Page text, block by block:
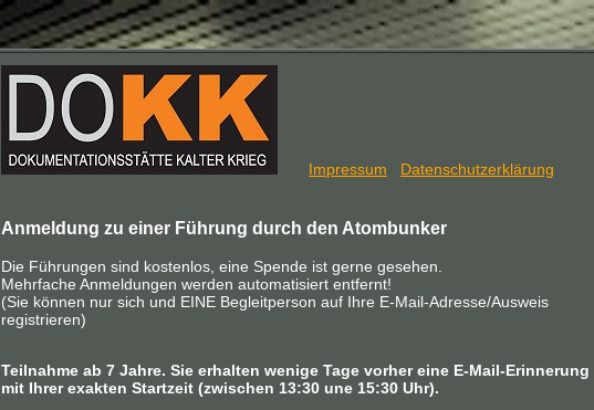
Impressum Datenschutzerklärung
Anmeldung zu einer Führung durch den Atombunker
Die Führungen sind kostenlos, eine Spende ist gerne gesehen.
Mehrfache Anmeldungen werden automatisiert entfernt!
(Sie können nur sich und EINE Begleitperson auf Ihre E-Mail-Adresse/Ausweis
registrieren)
Teilnahme ab 7 Jahre. Sie erhalten wenige Tage vorher eine E-Mail-Erinnerung
mit Ihrer exakten Startzeit (zwischen 13:30 une 15:30 Uhr).